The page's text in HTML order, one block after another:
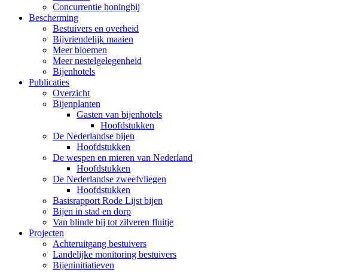
Concurrentie honingbij
Bescherming
Bestuivers en overheid
Bijvriendelijk maaien
Meer bloemen
Meer nestelgelegenheid
Bijenhotels
Publicaties
Overzicht
Bijenplanten
Gasten van bijenhotels
Hoofdstukken
De Nederlandse bijen
Hoofdstukken
De wespen en mieren van Nederland
Hoofdstukken
De Nederlandse zweefvliegen
Hoofdstukken
Basisrapport Rode Lijst bijen
Bijen in stad en dorp
Van blinde bij tot zilveren fluitje
Projecten
Achteruitgang bestuivers
Landelijke monitoring bestuivers
Bijeninitiatieven